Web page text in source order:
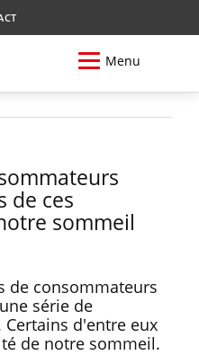
Menu
de ces
sommeil
de consommateurs
série de
d'entre eux
de notre sommeil.